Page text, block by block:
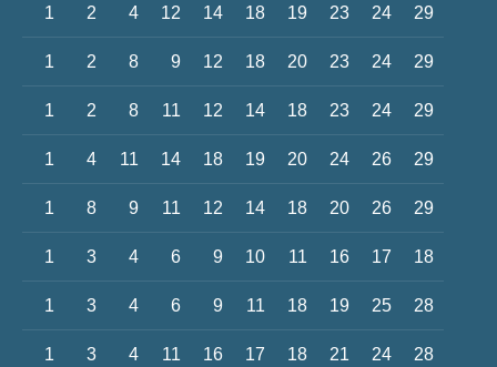
1 2 4 12 14 18 19 23 24 29
1 2 8 9 12 18 20 23 24 29
1 2 8 11 12 14 18 23 24 29
1 4 11 14 18 19 20 24 26 29
1 8 9 11 12 14 18 20 26 29
1 3 4 6 9 10 11 16 17 18
1 3 4 6 9 11 18 19 25 28
1 3 4 11 16 17 18 21 24 28